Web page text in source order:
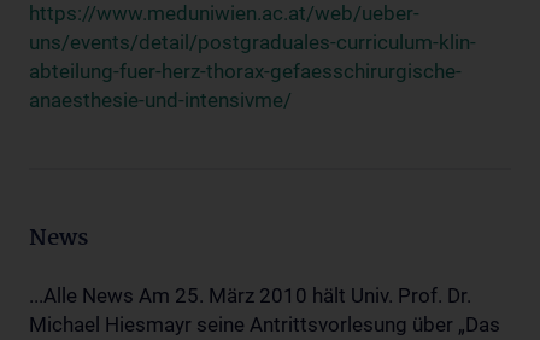
https://www.meduniwien.ac.at/web/ueber-
uns/events/detail/postgraduales-curriculum-klin-
abteilung-fuer-herz-thorax-gefaesschirurgische-
anaesthesie-und-intensivme/
News
...Alle News Am 25. März 2010 hält Univ. Prof. Dr.
Michael Hiesmayr seine Antrittsvorlesung über „Das